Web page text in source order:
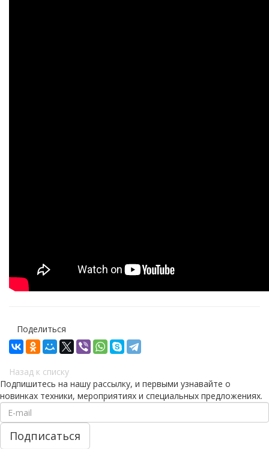
Поделиться
Назад к списку
Подпишитесь на нашу рассылку, и первыми узнавайте о
новинках техники, мероприятиях и специальных предложениях.